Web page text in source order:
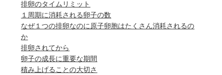
排卵のタイムリミット
１周期に消耗される卵子の数
なぜ１つの排卵なのに原子卵胞はたくさん消耗されるの
か
排卵されてから
卵子の成長に重要な期間
積み上げることの大切さ